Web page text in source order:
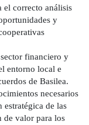
el correcto análisis
y
financiero y
entorno local e
de Basilea.
necesarios
estratégica de las
de valor para los